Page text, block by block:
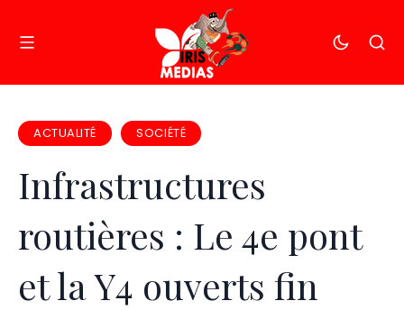
ACTUALITÉ SOCIÉTÉ
Infrastructures
routières : Le 4e pont
et la Y4 ouverts fin